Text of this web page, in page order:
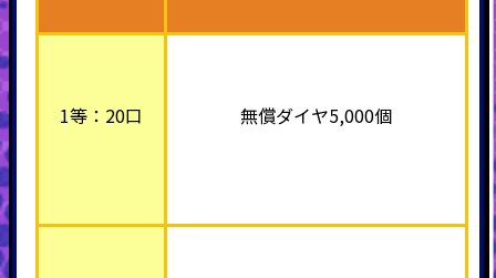
1等：20口 無償ダイヤ5,000個